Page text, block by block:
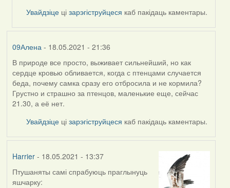
Увайдзіце цізарэгіструйцеся каб пакідаць каментары.
09Алена- 18.05.2021 - 21:36
В природе все просто, выживает сильнейший, но как
сердце кровью обливается, когда с птенцами случается
беда, почему самка сразу его отбросила и не кормила?
Грустно и страшно за птенцов, маленькие еще, сейчас
21.30, а её нет.
Увайдзіце цізарэгіструйцеся каб пакідаць каментары.
Harrier- 18.05.2021 - 13:37
Птушаняты самі спрабуюць праглынуць
яшчарку: